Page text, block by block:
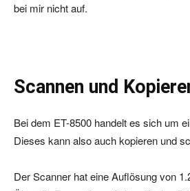
bei mir nicht auf.
Scannen und
Bei dem ET-8500 handelt es sich um
Dieses kann also auch kopieren und
Der Scanner hat eine Auflösung von